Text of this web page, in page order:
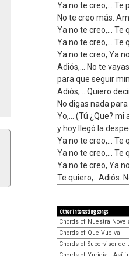
Ya no te creo,… Te
No te creo más.
Ya no te creo,… Te
Ya no te creo,… Te
Ya no te creo, Ya
Adiós,… No te
para que seguir
Adiós,… Quiero
No digas nada
Yo,… (Tú ¿Que? mi
y hoy llegó la
Ya no te creo,… Te
Ya no te creo,… Te
Ya no te creo, Ya
Te quiero,.. Adiós.
Other interesting songs
Chords of Nuestra
Chords of Que Vuelva
Chords of Supervisor de